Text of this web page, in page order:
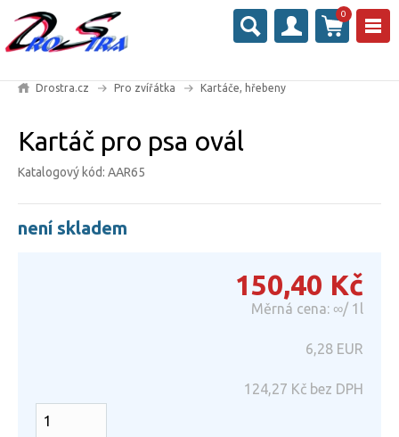
0
Drostra.cz Pro zvířátka Kartáče, hřebeny
Kartáč pro psa ovál
Katalogový kód: AAR65
není skladem
150,40 Kč
Měrná cena: ∞/ 1l
6,28 EUR
124,27 Kč bez DPH